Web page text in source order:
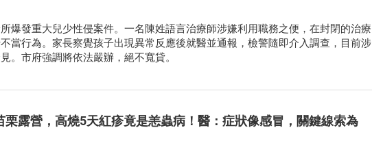
爆發重大兒少性侵案件。一名陳姓語言治療師涉嫌利用職務之便，在封閉的治療
當行為。家長察覺孩子出現異常反應後就醫並通報，檢警隨即介入調查，目前涉
。市府強調將依法嚴辦，絕不寬貸。
栗露營，高燒5天紅疹竟是恙蟲病！醫：症狀像感冒，關鍵線索為